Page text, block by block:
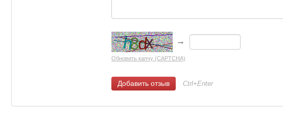
→
Обновить капчу (CAPTCHA)
Ctrl+Enter